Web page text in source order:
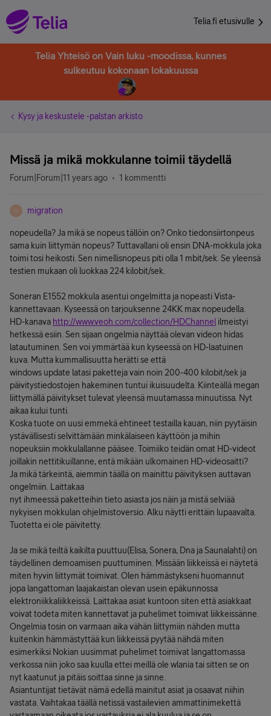
Telia.fi etusivulle
Telia Yhteisö on Vain luku -moodissa, kunnes
sulkeutuu kokonaan lokakuussa
Kysy ja keskustele -palstan arkisto
Missä ja mikä mokkulanne toimii täydellä
Forum|Forum|11 years ago 1 kommentti
M migration
nopeudella? Ja mikä se nopeus tällöin on? Onko tiedonsiirtonpeus
sama kuin liittymän nopeus? Tuttavallani oli ensin DNA-mokkula joka
toimi tosi heikosti. Sen nimellisnopeus piti olla 1 mbit/sek. Se yleensä
testien mukaan oli luokkaa 224 kilobit/sek.
Soneran E1552 mokkula asentui ongelmitta ja nopeasti Vista-
kannettavaan. Kyseessä on tarjouksenne 24KK max nopeudella.
HD-kanava http://www.veoh.com/collection/HDChannel ilmeistyi
hetkessä esiin. Sen sijaan ongelmia näyttää olevan videon hidas
latautuminen. Sen voi ymmärtää kun kyseessä on HD-laatuinen
kuva. Mutta kummallisuutta herätti se että
windows update latasi paketteja vain noin 200-400 kilobit/sek ja
päivitystiedostojen hakeminen tuntui ikuisuudelta. Kiinteällä megan
liittymällä päivitykset tulevat yleensä muutamassa minuutissa. Nyt
aikaa kului tunti.
Koska tuote on uusi emmekä ehtineet testailla kauan, niin pyytäisin
ystävällisesti selvittämään minkälaiseen käyttöön ja mihin
nopeuksiin mokkulallanne pääsee. Toimiiko teidän omat HD-videot
joillakin nettitikuillanne, entä mikään ulkomainen HD-videosaitti?
Ja mikä tärkeintä, aiemmin täällä on mainittu päivityksen auttavan
ongelmiin. Laittakaa
nyt ihmeessä paketteihin tieto asiasta jos näin ja mistä selviää
nykyisen mokkulan ohjelmistoversio. Alku näytti erittäin lupaavalta.
Tuotetta ei ole päivitetty.
Ja se mikä teiltä kaikilta puuttuu(Elisa, Sonera, Dna ja Saunalahti) on
täydellinen demoamisen puuttuminen. Missään liikkeissä ei näytetä
miten hyvin liittymät toimivat. Olen hämmästykseni huomannut
jopa langattoman laajakaistan olevan usein epäkunnossa
elektroniikkaliikkeissä. Laittakaa asiat kuntoon siten että asiakkaat
voivat todeta miten kannettavat ja puhelimet toimivat liikkeissänne.
Ongelmia tosin on varmaan aika vähän liittymiin nähden mutta
kuitenkin hämmästyttää kun liikkeissä pyytää nähdä miten
esimerkiksi Nokian uusimmat puhelimet toimivat langattomassa
verkossa niin joko saa kuulla ettei meillä ole wlania tai sitten se on
nyt kaatunut ja pitäis soittaa sinne ja sinne.
Asiantuntijat tietävät nämä edellä mainitut asiat ja osaavat niihin
vastata. Vaihtakaa täällä netissä vastailevien ammattinimekettä